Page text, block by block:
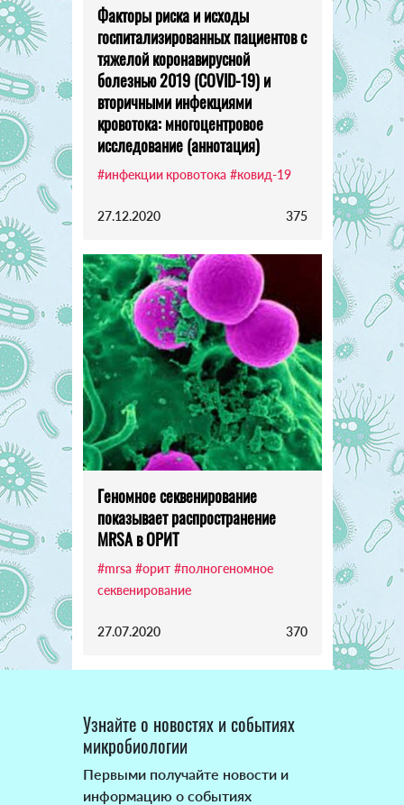
Факторы риска и исходы
госпитализированных пациентов с
тяжелой коронавирусной
болезнью 2019 (COVID-19) и
вторичными инфекциями
кровотока: многоцентровое
исследование (аннотация)
#инфекции кровотока #ковид-19
27.12.2020 375
Геномное секвенирование
показывает распространение
MRSA в ОРИТ
#mrsa #орит #полногеномное
секвенирование
27.07.2020 370
Узнайте о новостях и событиях
микробиологии
Первыми получайте новости и
информацию о событиях